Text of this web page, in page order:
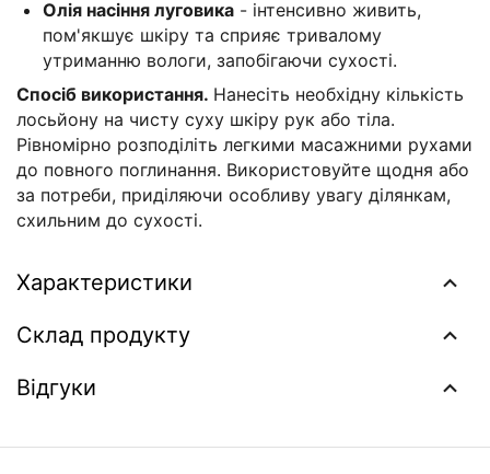
Олія насіння луговика - інтенсивно живить,
пом'якшує шкіру та сприяє тривалому
утриманню вологи, запобігаючи сухості.
Спосіб використання. Нанесіть необхідну кількість
лосьйону на чисту суху шкіру рук або тіла.
Рівномірно розподіліть легкими масажними рухами
до повного поглинання. Використовуйте щодня або
за потреби, приділяючи особливу увагу ділянкам,
схильним до сухості.
Характеристики
Склад продукту
Відгуки